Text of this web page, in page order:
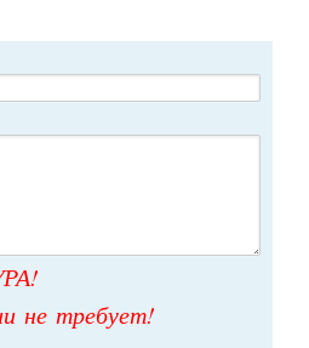
не требует!